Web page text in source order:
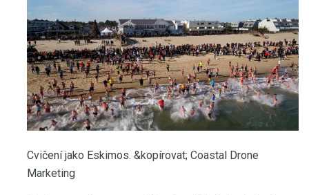
Cvičení jako Eskimos. &kopírovat; Coastal Drone
Marketing